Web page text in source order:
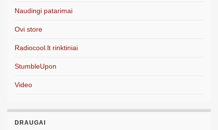
Naudingi patarimai
Ovi store
Radiocool.lt rinktiniai
StumbleUpon
Video
DRAUGAI